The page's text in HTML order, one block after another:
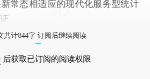
常态相适应的现代化服务型统计
。
共计844字 订阅后继续阅读
后获取已订阅的阅读权限